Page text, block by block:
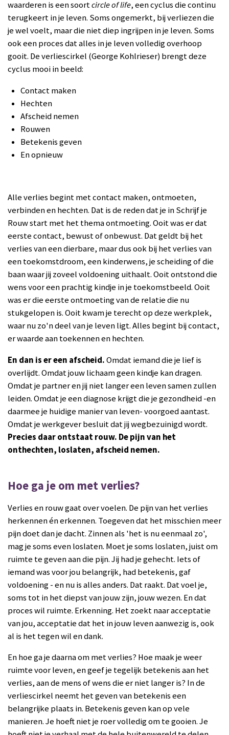
waarderen is een soortcircle of life, een cyclus die continu
terugkeert in je leven. Soms ongemerkt, bij verliezen die
je wel voelt, maar die niet diep ingrijpen in je leven. Soms
ook een proces dat alles in je leven volledig overhoop
gooit. De verliescirkel (George Kohlrieser) brengt deze
cyclus mooi in beeld:
Contact maken
Hechten
Afscheid nemen
Rouwen
Betekenis geven
En opnieuw
Alle verlies begint met contact maken, ontmoeten,
verbinden en hechten. Dat is de reden dat je in Schrijf je
Rouw start met het thema ontmoeting. Ooit was er dat
eerste contact, bewust of onbewust. Dat geldt bij het
verlies van een dierbare, maar dus ook bij het verlies van
een toekomstdroom, een kinderwens, je scheiding of die
baan waar jij zoveel voldoening uithaalt. Ooit ontstond die
wens voor een prachtig kindje in je toekomstbeeld. Ooit
was er die eerste ontmoeting van de relatie die nu
stukgelopen is. Ooit kwam je terecht op deze werkplek,
waar nu zo'n deel van je leven ligt. Alles begint bij contact,
er waarde aan toekennen en hechten.
En dan is er een afscheid.Omdat iemand die je lief is
overlijdt. Omdat jouw lichaam geen kindje kan dragen.
Omdat je partner en jij niet langer een leven samen zullen
leiden. Omdat je een diagnose krijgt die je gezondheid -en
daarmee je huidige manier van leven- voorgoed aantast.
Omdat je werkgever besluit dat jij wegbezuinigd wordt.
Precies daar ontstaat rouw. De pijn van het
onthechten, loslaten, afscheid nemen.
Hoe ga je om met verlies?
Verlies en rouw gaat over voelen. De pijn van het verlies
herkennen én erkennen. Toegeven dat het misschien meer
pijn doet dan je dacht. Zinnen als 'het is nu eenmaal zo',
mag je soms even loslaten. Moet je soms loslaten, juist om
ruimte te geven aan die pijn. Jij had je gehecht. Iets of
iemand was voor jou belangrijk, had betekenis, gaf
voldoening - en nu is alles anders. Dat raakt. Dat voel je,
soms tot in het diepst van jouw zijn, jouw wezen. En dat
proces wil ruimte. Erkenning. Het zoekt naar acceptatie
van jou, acceptatie dat het in jouw leven aanwezig is, ook
al is het tegen wil en dank.
En hoe ga je daarna om met verlies? Hoe maak je weer
ruimte voor leven, en geef je tegelijk betekenis aan het
verlies, aan de mens of wens die er niet langer is? In de
verliescirkel neemt het geven van betekenis een
belangrijke plaats in. Betekenis geven kan op vele
manieren. Je hoeft niet je roer volledig om te gooien. Je